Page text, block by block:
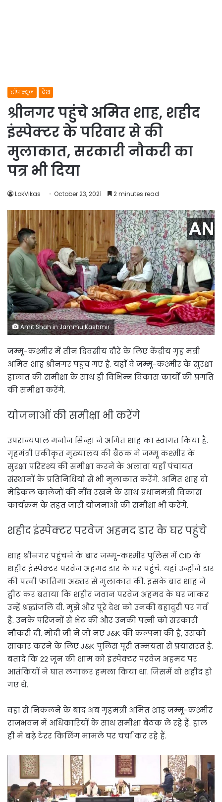
टॉप न्यूज देश
श्रीनगर पहुंचे अमित शाह, शहीद
इंस्पेक्टर के परिवार से की
मुलाकात, सरकारी नौकरी का
पत्र भी दिया
LokVikas October 23, 2021 2 minutes read
Amit Shah in Jammu Kashmir
जम्मू-कश्मीर में तीन दिवसीय दौरे के लिए केंद्रीय गृह मंत्री
अमित शाह श्रीनगर पहुंच गए हैं. यहाँ वे जम्मू-कश्मीर के सुरक्षा
हालात की समीक्षा के साथ ही विभिन्न विकास कार्यों की प्रगति
की समीक्षा करेंगे.
योजनाओं की समीक्षा भी करेंगे
उपराज्यपाल मनोज सिन्हा ने अमित शाह का स्वागत किया है.
गृहमंत्री एकीकृत मुख्यालय की बैठक में जम्मू कश्मीर के
सुरक्षा परिदृश्य की समीक्षा करने के अलावा यहाँ पंचायत
संस्थानों के प्रतिनिधियों से भी मुलाकात करेंगे. अमित शाह दो
मेडिकल कालेजों की नींव रखने के साथ प्रधानमंत्री विकास
कार्यक्रम के तहत जारी योजनाओं की समीक्षा भी करेंगे.
शहीद इंस्पेक्टर परवेज अहमद डार के घर पहुंचे
शाह श्रीनगर पहुंचने के बाद जम्मू-कश्मीर पुलिस में CID के
शहीद इंस्पेक्टर परवेज अहमद डार के घर पहुंचे. यहां उन्होंने डार
की पत्नी फातिमा अख्तर से मुलाकात की. इसके बाद शाह ने
ट्वीट कर बताया कि शहीद जवान परवेज अहमद के घर जाकर
उन्हें श्रद्धांजलि दी. मुझे और पूरे देश को उनकी बहादुरी पर गर्व
है. उनके परिजनों से भेंट की और उनकी पत्नी को सरकारी
नौकरी दी. मोदी जी ने जो नए J&K की कल्पना की है, उसको
साकार करने के लिए J&K पुलिस पूरी तन्मयता से प्रयासरत है.
बतादें कि 22 जून की शाम को इंस्पेक्टर परवेज अहमद पर
आतंकियों ने घात लगाकर हमला किया था. जिसमें वो शहीद हो
गए थे.
वहां से निकलने के बाद अब गृहमंत्री अमित शाह जम्मू-कश्मीर
राजभवन में अधिकारियों के साथ समीक्षा बैठक ले रहे हैं. हाल
ही में बढ़े टेरर किलिंग मामले पर चर्चा कर रहे हैं.